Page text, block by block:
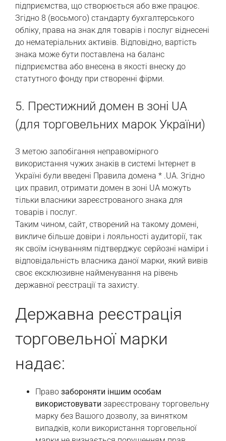
підприємства, що створюється або вже працює.
Згідно 8 (восьмого) стандарту бухгалтерського
обліку, права на знак для товарів і послуг віднесені
до нематеріальних активів. Відповідно, вартість
знака може бути поставлена на баланс
підприємства або внесена в якості внеску до
статутного фонду при створенні фірми.
5. Престижний домен в зоні UA
(для торговельних марок України)
З метою запобігання неправомірного
використання чужих знаків в системі Інтернет в
Україні були введені Правила домена * .UA. Згідно
цих правил, отримати домен в зоні UA можуть
тільки власники зареєстрованого знака для
товарів і послуг.
Таким чином, сайт, створений на такому домені,
викличе більше довіри і лояльності аудиторії, так
як своїм існуванням підтверджує серйозні наміри і
відповідальність власника даної марки, який вивів
своє ексклюзивне найменування на рівень
державної реєстрації та захисту.
Державна реєстрація
торговельної марки
надає:
Право забороняти іншим особам
використовувати зареєстровану торговельну
марку без Вашого дозволу, за винятком
випадків, коли використання торговельної